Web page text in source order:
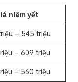
niêm yết
– 545 triệu
– 609 triệu
– 560 triệu